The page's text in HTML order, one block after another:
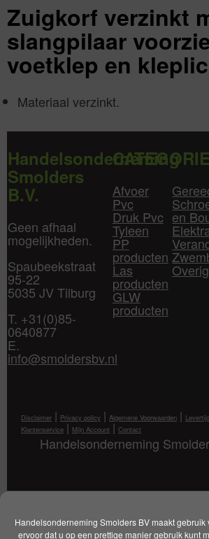
Handelsonderneming Smolders BV maakt
ervoor dat u op een prettige manier gebruik kunt
Zuigkorf verzinkt
slangpilaar
voetklep en
Materiaal verzinkt.
Handelsonderneming
Smolders
B.V.
Geen afhaal
mogelijkheden.
Spaubeekstraat
95-22
5035 JV Tilburg
T. +31(0)85-
0640877
E.
info@smoldersbv.nl
Afvoer
Pvc
Druk Pvc
Tyleen
PP
producten
Las
producten
GLW
producten
en
Disclaimer | Privacy policy | Algemene Voorwaarden |
Klantenservice | Mijn Account | Contact
Handelsonderneming